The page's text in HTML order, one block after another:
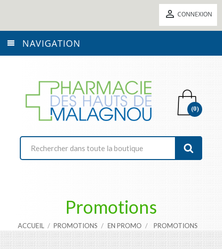
 CONNEXION
NAVIGATION
(0)
Promotions
ACCUEIL PROMOTIONS EN PROMO PROMOTIONS